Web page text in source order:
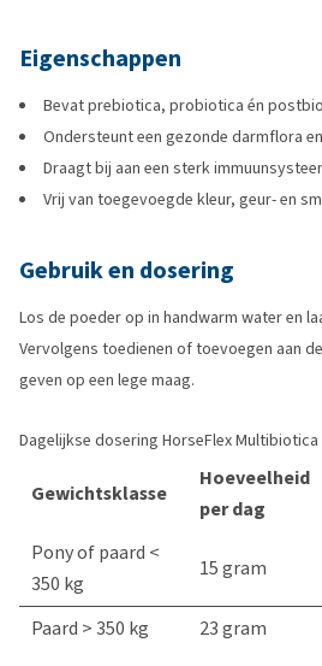
Eigenschappen
Bevat prebiotica, probiotica én
Ondersteunt een gezonde darmflora
Draagt bij aan een sterk
Vrij van toegevoegde kleur, geur- en
Gebruik en dosering
Los de poeder op in handwarm water en
Vervolgens toedienen of toevoegen aan
geven op een lege maag.
Dagelijkse dosering HorseFlex Multibiotica
Gewichtsklasse
Hoeveelheid
per dag
Pony of paard <
350 kg
15 gram
Paard > 350 kg 23 gram